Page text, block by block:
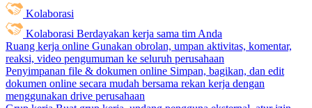
Kolaborasi
Kolaborasi Berdayakan kerja sama tim Anda
Ruang kerja online Gunakan obrolan, umpan aktivitas, komentar,
reaksi, video pengumuman ke seluruh perusahaan
Penyimpanan file & dokumen online Simpan, bagikan, dan edit
dokumen online secara mudah bersama rekan kerja dengan
menggunakan drive perusahaan